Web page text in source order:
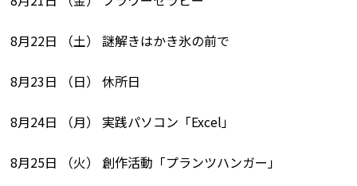
8月22日 （土） 謎解きはかき氷の前で
8月23日 （日） 休所日
8月24日 （月） 実践パソコン「Excel」
8月25日 （火） 創作活動「プランツハンガー」